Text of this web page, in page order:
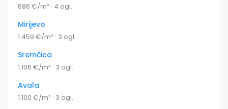
686 €/m² · 4 ogl.
Mirijevo
1.459 €/m² · 3 ogl.
Sremčica
1.106 €/m² · 3 ogl.
Avala
1.100 €/m² · 3 ogl.